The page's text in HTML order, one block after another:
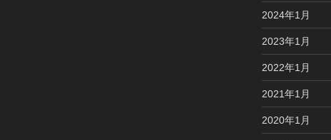
2024年1月
2023年1月
2022年1月
2021年1月
2020年1月